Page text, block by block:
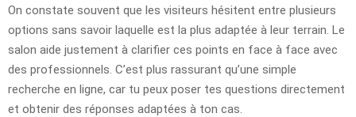
On constate souvent que les visiteurs hésitent entre plusieurs
options sans savoir laquelle est la plus adaptée à leur terrain. Le
salon aide justement à clarifier ces points en face à face avec
des professionnels. C’est plus rassurant qu’une simple
recherche en ligne, car tu peux poser tes questions directement
et obtenir des réponses adaptées à ton cas.